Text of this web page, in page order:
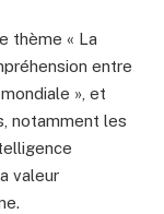
thème « La
entre
», et
notamment les
valeur